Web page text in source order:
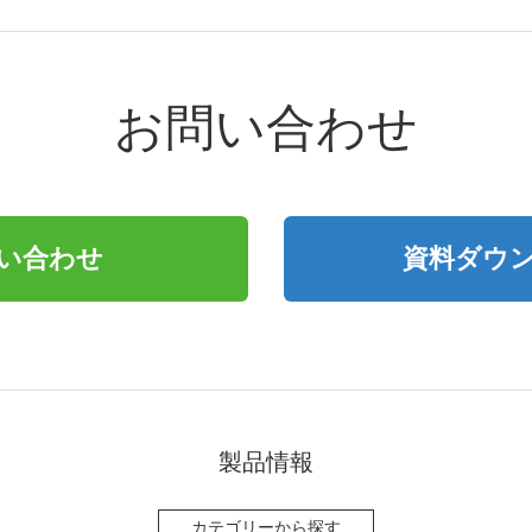
お問い合わせ
合わせ 資料ダウ
製品情報
カテゴリーから探す